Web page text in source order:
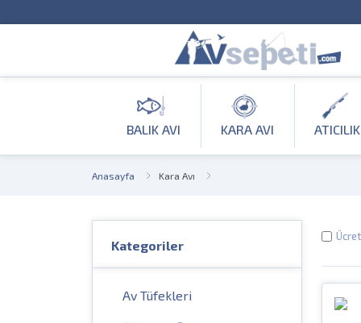
BALIK AVI KARA AVI ATICILIK
Anasayfa Kara Avı
Kategoriler
Av Tüfekleri